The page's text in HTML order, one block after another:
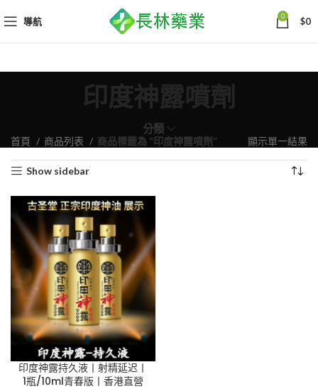
導航 0 $0
印度神露噴劑
分類
首頁 商品列表 商品標籤為 “印度神露噴劑” 顯示單一結果
Show sidebar
印度神露持久液丨射精延迟丨
1瓶/10ml青春版丨香港直營